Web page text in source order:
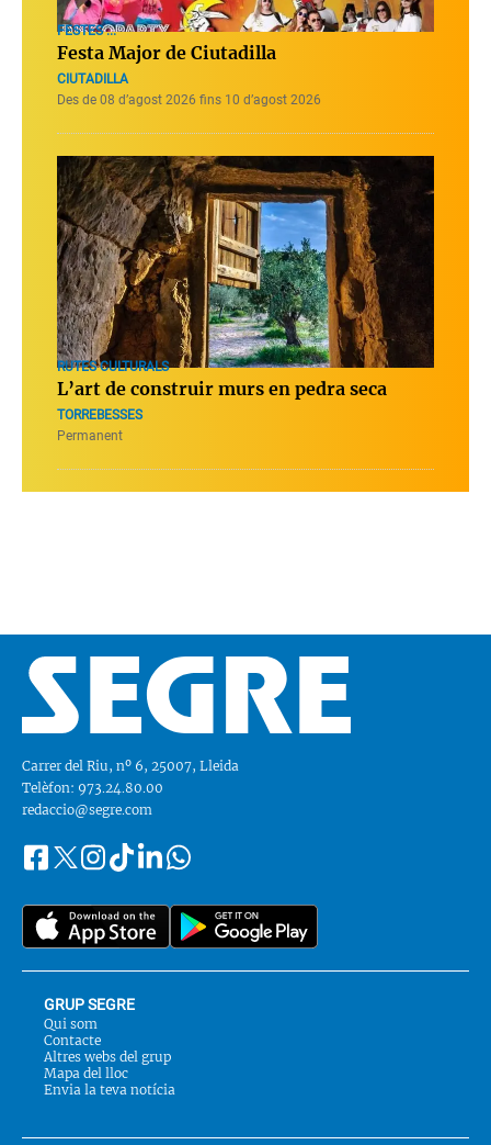
FESTES ...
Festa Major de Ciutadilla
CIUTADILLA
Des de 08 d’agost 2026 fins 10 d’agost 2026
RUTES CULTURALS
L’art de construir murs en pedra seca
TORREBESSES
Permanent
Carrer del Riu, nº 6, 25007, Lleida
Telèfon: 973.24.80.00
redaccio@segre.com
Segueix-
a::
FacebookInstagram
TiktokLinkedinWhatsapp
GRUP SEGRE
Qui som
Contacte
Altres webs del grup
Mapa del lloc
Envia la teva notícia